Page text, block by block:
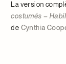
La version
costumés –
de Cynthia